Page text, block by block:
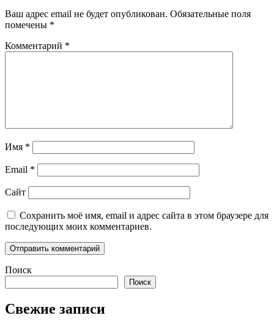
Ваш адрес email не будет опубликован. Обязательные поля
помечены *
Комментарий *
Имя *
Email *
Сайт
Сохранить моё имя, email и адрес сайта в этом браузере для
последующих моих комментариев.
Поиск
Поиск
Свежие записи